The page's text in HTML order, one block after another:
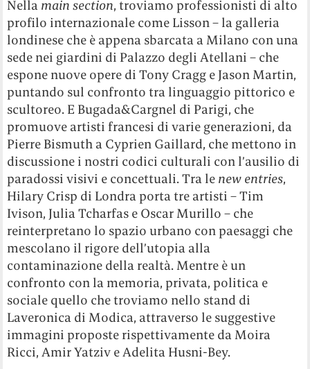
Nella main section, troviamo professionisti di alto
profilo internazionale come Lisson – la galleria
londinese che è appena sbarcata a Milano con una
sede nei giardini di Palazzo degli Atellani – che
espone nuove opere di Tony Cragg e Jason Martin,
puntando sul confronto tra linguaggio pittorico e
scultoreo. E Bugada&Cargnel di Parigi, che
promuove artisti francesi di varie generazioni, da
Pierre Bismuth a Cyprien Gaillard, che mettono in
discussione i nostri codici culturali con l’ausilio di
paradossi visivi e concettuali. Tra le new entries,
Hilary Crisp di Londra porta tre artisti – Tim
Ivison, Julia Tcharfas e Oscar Murillo – che
reinterpretano lo spazio urbano con paesaggi che
mescolano il rigore dell’utopia alla
contaminazione della realtà. Mentre è un
confronto con la memoria, privata, politica e
sociale quello che troviamo nello stand di
Laveronica di Modica, attraverso le suggestive
immagini proposte rispettivamente da Moira
Ricci, Amir Yatziv e Adelita Husni-Bey.